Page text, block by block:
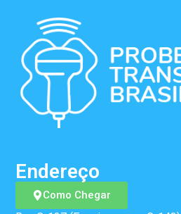
Como Chegar
Endereço